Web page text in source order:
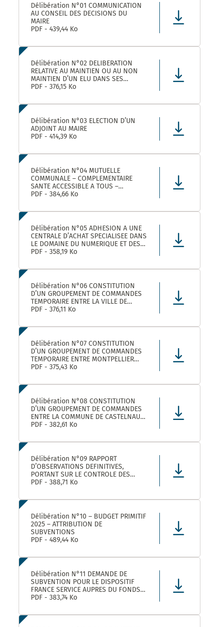
Délibération N°01 COMMUNICATION
AU CONSEIL DES DECISIONS DU
MAIRE
PDF - 439,44 Ko
Délibération N°02 DELIBERATION
RELATIVE AU MAINTIEN OU AU NON
MAINTIEN D’UN ELU DANS SES
FONCTIONS D’ADJOINT AU MAIRE
PDF - 376,15 Ko
Délibération N°03 ELECTION D’UN
ADJOINT AU MAIRE
PDF - 414,39 Ko
Délibération N°04 MUTUELLE
COMMUNALE – COMPLEMENTAIRE
SANTE ACCESSIBLE A TOUS –
CONVENTION DE PARTENARIAT AVEC
APPROBATION ET AUTORISATION DE
PDF - 384,66 Ko
Délibération N°05 ADHESION A UNE
CENTRALE D’ACHAT SPECIALISEE DANS
LE DOMAINE DU NUMERIQUE ET DES
TELECOMS DENOMMEE « CANUT »
PDF - 358,19 Ko
Délibération N°06 CONSTITUTION
D’UN GROUPEMENT DE COMMANDES
TEMPORAIRE ENTRE LA VILLE DE
MONTPELLIER, LA COMMUNE DE
AUTRES ACHETEURS PUBLICS POUR
ADMINISTRATIVES DE BUREAU –
ADHÉSION AU GROUPEMENT DE CO
PDF - 376,11 Ko
Délibération N°07 CONSTITUTION
D’UN GROUPEMENT DE COMMANDES
TEMPORAIRE ENTRE MONTPELLIER
MEDITERRANEE METROPOLE, LA VILLE
AUTRES ACHETEURS PUBLICS POUR LA
MATERIELS D’ENTRETIEN DES LOCAUX
– ADHÉS
PDF - 375,43 Ko
Délibération N°08 CONSTITUTION
D’UN GROUPEMENT DE COMMANDES
ENTRE LA COMMUNE DE CASTELNAU-
LE-LEZ, LE CENTRE COMMUNAL
LEZ ET SES ETABLISSEMENTS
LIVRAISON ET LA GESTION DE TITRES
RESTAURANT E
PDF - 382,61 Ko
Délibération N°09 RAPPORT
D’OBSERVATIONS DEFINITIVES,
PORTANT SUR LE CONTROLE DES
COMPTES ET DE LA GESTION DE
METROPOLE AU TITRE DES EXERCICES
PDF - 388,71 Ko
Délibération N°10 – BUDGET PRIMITIF
2025 – ATTRIBUTION DE
SUBVENTIONS
PDF - 489,44 Ko
Délibération N°11 DEMANDE DE
SUBVENTION POUR LE DISPOSITIF
FRANCE SERVICE AUPRES DU FONDS
NATIONAL D’AMENAGEMENT ET DE
DU FONDS NATIONAL FRANCE
PDF - 383,74 Ko